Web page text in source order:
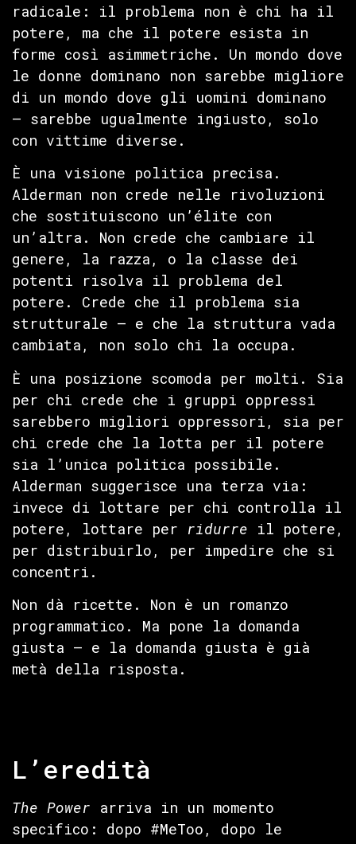
radicale: il problema non è chi ha il
potere, ma che il potere esista in
forme così asimmetriche. Un mondo dove
le donne dominano non sarebbe migliore
di un mondo dove gli uomini dominano
— sarebbe ugualmente ingiusto, solo
con vittime diverse.
È una visione politica precisa.
Alderman non crede nelle rivoluzioni
che sostituiscono un’élite con
un’altra. Non crede che cambiare il
genere, la razza, o la classe dei
potenti risolva il problema del
potere. Crede che il problema sia
strutturale — e che la struttura vada
cambiata, non solo chi la occupa.
È una posizione scomoda per molti. Sia
per chi crede che i gruppi oppressi
sarebbero migliori oppressori, sia per
chi crede che la lotta per il potere
sia l’unica politica possibile.
Alderman suggerisce una terza via:
invece di lottare per chi controlla il
potere, lottare per ridurre il potere,
per distribuirlo, per impedire che si
concentri.
Non dà ricette. Non è un romanzo
programmatico. Ma pone la domanda
giusta — e la domanda giusta è già
metà della risposta.
L’eredità
The Power arriva in un momento
specifico: dopo #MeToo, dopo le